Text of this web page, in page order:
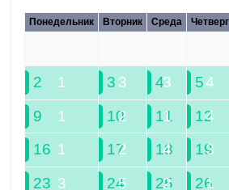
Понедельник Вторник Среда Четверг
2 1 3 3 43 54
9 1 10
2 11
1 12
4
16 1 17
2 18
4 19
3
23 3 24
5 25
2 26
1